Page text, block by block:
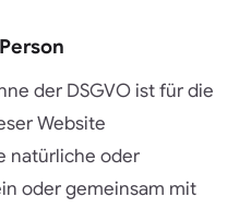
der DSGVO ist für die
Website
natürliche oder
oder gemeinsam mit